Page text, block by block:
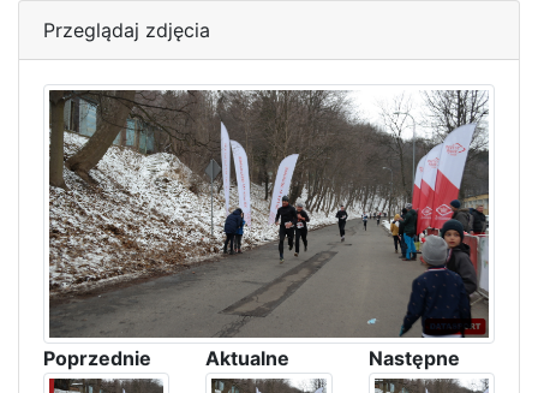
Przeglądaj zdjęcia
Poprzednie Aktualne Następne